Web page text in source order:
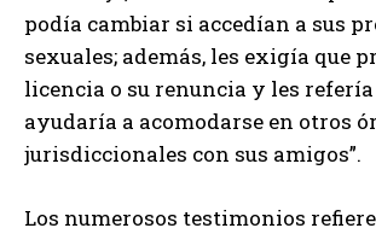
podía cambiar si accedían a sus
sexuales; además, les exigía que
licencia o su renuncia y les refería
ayudaría a acomodarse en otros
jurisdiccionales con sus amigos”.
Los numerosos testimonios